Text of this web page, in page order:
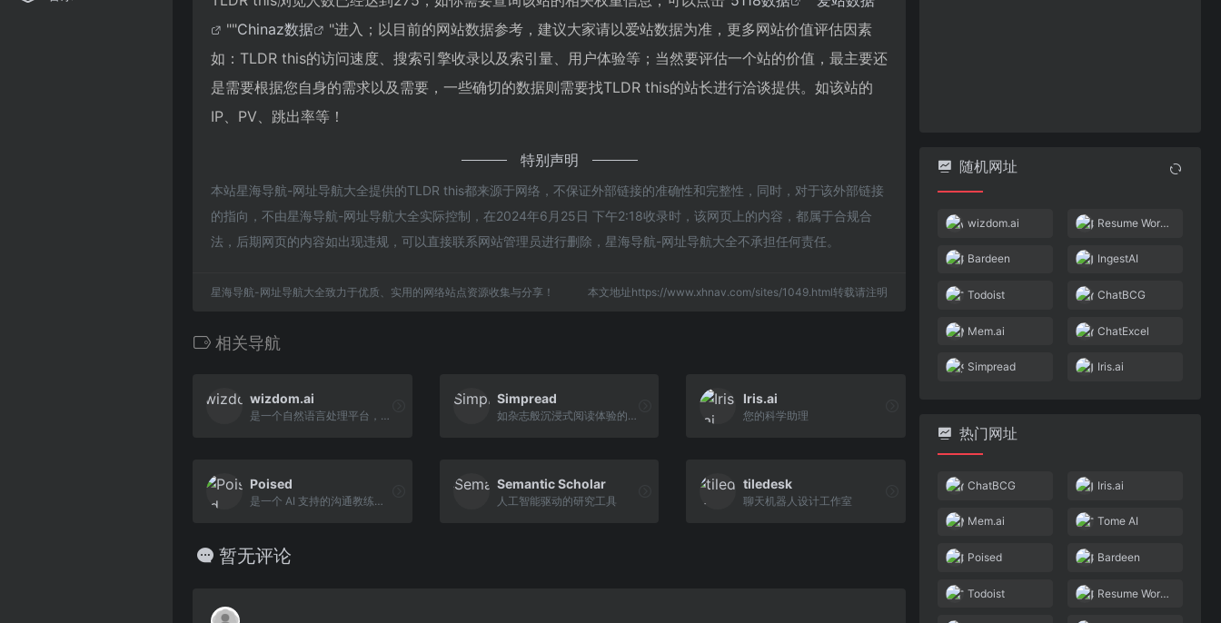
""Chinaz数据
"进入；以目前的网站数据参考，建议大家请以爱站数据为准，更多网站价值评估因素
如：TLDR this的访问速度、搜索引擎收录以及索引量、用户体验等；当然要评估一个站的价值，最主要还
是需要根据您自身的需求以及需要，一些确切的数据则需要找TLDR this的站长进行洽谈提供。如该站的
IP、PV、跳出率等！
特别声明
本站星海导航-网址导航大全提供的TLDR this都来源于网络，不保证外部链接的准确性和完整性，同时，对于该外部链接
的指向，不由星海导航-网址导航大全实际控制，在2024年6月25日 下午2:18收录时，该网页上的内容，都属于合规合
法，后期网页的内容如出现违规，可以直接联系网站管理员进行删除，星海导航-网址导航大全不承担任何责任。
星海导航-网址导航大全致力于优质、实用的网络站点资源收集与分享！ 本文地址https://www.xhnav.com/sites/1049.html转载请注明
相关导航
wizdom.ai
是一个自然语言处理平台，帮助人们通过理解和从数据中提取见解来做出更好的决策
Simpread
如杂志般沉浸式阅读体验的扩展
Iris.ai
您的科学助理
Poised
是一个 AI 支持的沟通教练，通过观察用户在线上会议中的表现，为用户提供个性化的沟通课程和改进反馈
Semantic Scholar
人工智能驱动的研究工具
tiledesk
聊天机器人设计工作室
暂无评论
随机网址
wizdom.ai Resume Worded
Bardeen IngestAI
Todoist ChatBCG
Mem.ai ChatExcel
Simpread Iris.ai
热门网址
ChatBCG Iris.ai
Mem.ai Tome AI
Poised Bardeen
Todoist Resume Worded